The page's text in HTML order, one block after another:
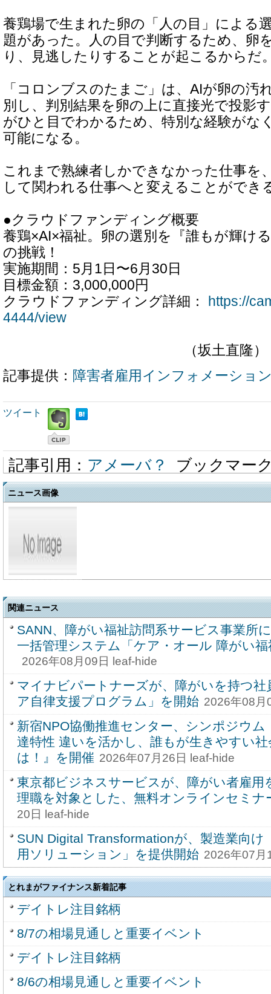
養鶏場で生まれた卵の「人の目」による
題があった。人の目で判断するため、卵
り、見逃したりすることが起こるからだ
「コロンブスのたまご」は、AIが卵の汚
別し、判別結果を卵の上に直接光で投影
がひと目でわかるため、特別な経験がな
可能になる。
これまで熟練者しかできなかった仕事を
して関われる仕事へと変えることができ
●クラウドファンディング概要
養鶏×AI×福祉。卵の選別を『誰もが輝け
の挑戦！
実施期間：5月1日〜6月30日
目標金額：3,000,000円
クラウドファンディング詳細：
https://
4444/view
（坂土直隆）
記事提供： 障害者雇用インフォメーショ
ツイート
記事引用： アメーバ？ ブックマー
ニュース画像
関連ニュース
SANN、障がい福祉訪問系サービス事業所
一括管理システム「ケア・オール 障がい
2026年08月09日 leaf-hide
マイナビパートナーズが、障がいを持つ
ア自律支援プログラム」を開始 2026年08月
新宿NPO協働推進センター、シンポジウ
達特性 違いを活かし、誰もが生きやすい
は！』を開催 2026年07月26日 leaf-hide
東京都ビジネスサービスが、障がい者雇用
理職を対象とした、無料オンラインセミナ
20日 leaf-hide
SUN Digital Transformationが、製造業向け
用ソリューション」を提供開始 2026年07月
とれまがファイナンス新着記事
デイトレ注目銘柄
8/7の相場見通しと重要イベント
デイトレ注目銘柄
8/6の相場見通しと重要イベント